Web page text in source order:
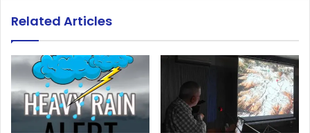
Related Articles